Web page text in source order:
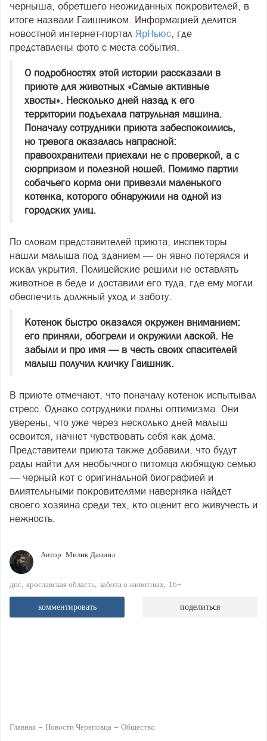
черныша, обретшего неожиданных покровителей, в
итоге назвали Гаишником. Информацией делится
новостной интернет-портал ЯрНьюс, где
представлены фото с места события.
О подробностях этой истории рассказали в
приюте для животных «Самые активные
хвосты». Несколько дней назад к его
территории подъехала патрульная машина.
Поначалу сотрудники приюта забеспокоились,
но тревога оказалась напрасной:
правоохранители приехали не с проверкой, а с
сюрпризом и полезной ношей. Помимо партии
собачьего корма они привезли маленького
котенка, которого обнаружили на одной из
городских улиц.
По словам представителей приюта, инспекторы
нашли малыша под зданием — он явно потерялся и
искал укрытия. Полицейские решили не оставлять
животное в беде и доставили его туда, где ему могли
обеспечить должный уход и заботу.
Котенок быстро оказался окружен вниманием:
его приняли, обогрели и окружили лаской. Не
забыли и про имя — в честь своих спасителей
малыш получил кличку Гаишник.
В приюте отмечают, что поначалу котенок испытывал
стресс. Однако сотрудники полны оптимизма. Они
уверены, что уже через несколько дней малыш
освоится, начнет чувствовать себя как дома.
Представители приюта также добавили, что будут
рады найти для необычного питомца любящую семью
— черный кот с оригинальной биографией и
влиятельными покровителями наверняка найдет
своего хозяина среди тех, кто оценит его живучесть и
нежность.
Автор: Милик Даниил
дпс ярославская область забота о животных 16+
комментировать поделиться
Главная Новости Череповца Общество